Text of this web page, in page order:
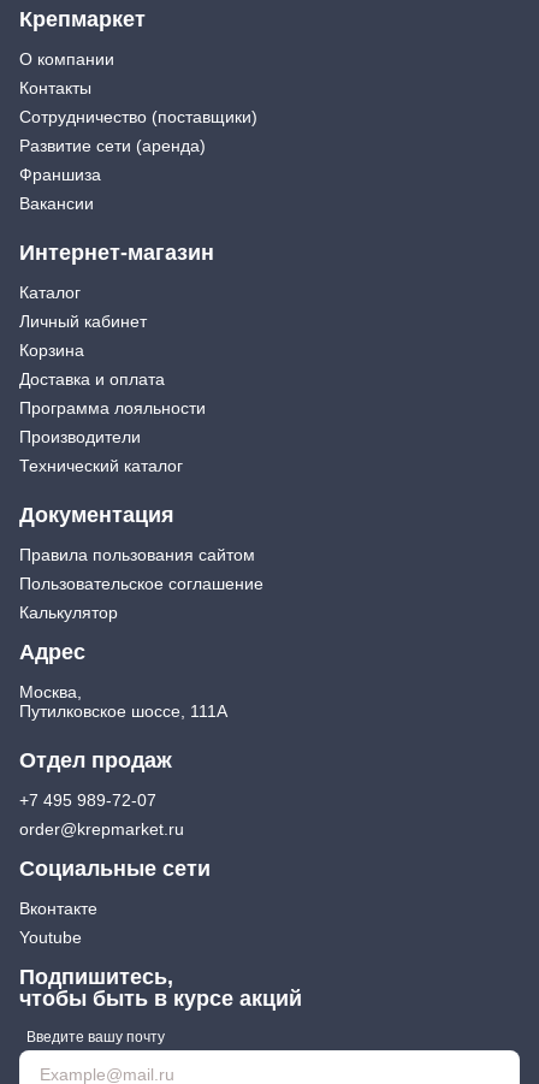
Крепмаркет
О компании
Контакты
Сотрудничество (поставщики)
Развитие сети (аренда)
Франшиза
Вакансии
Интернет-магазин
Каталог
Личный кабинет
Корзина
Доставка и оплата
Программа лояльности
Производители
Технический каталог
Документация
Правила пользования сайтом
Пользовательское соглашение
Калькулятор
Адрес
Москва,
Путилковское шоссе, 111А
Отдел продаж
+7 495 989-72-07
order@krepmarket.ru
Социальные сети
Вконтакте
Youtube
Подпишитесь,
чтобы быть в курсе акций
Введите вашу почту